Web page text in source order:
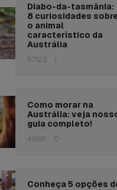
Diabo-da-tasmânia:
8 curiosidades sobre
o animal
característico da
Austrália
57122 1
Como morar na
Austrália: veja
guia completo!
48881 0
Conheça 5 opções